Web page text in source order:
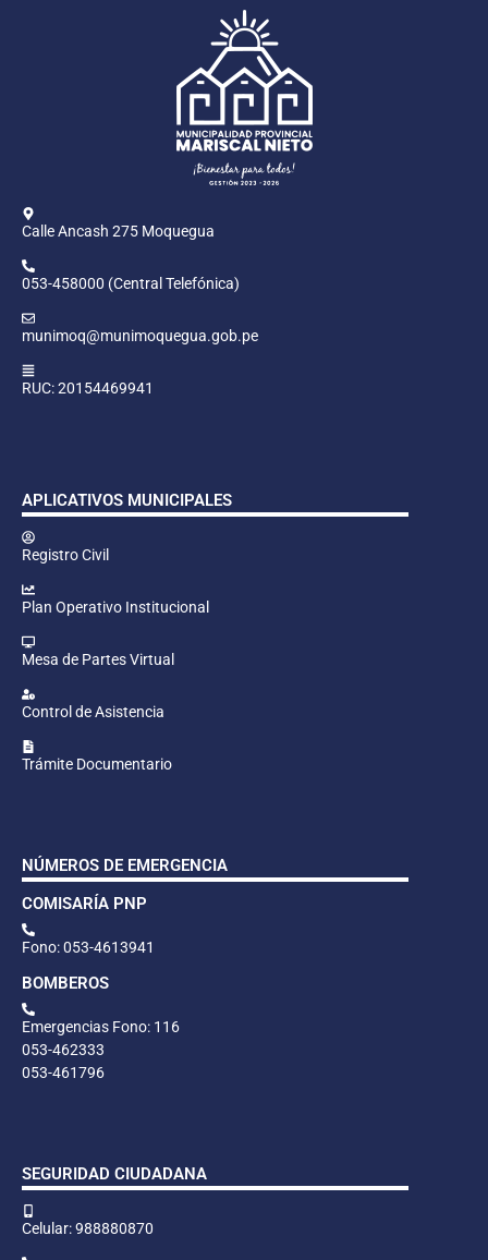
Calle Ancash 275 Moquegua
053-458000 (Central Telefónica)
munimoq@munimoquegua.gob.pe
RUC: 20154469941
APLICATIVOS MUNICIPALES
Registro Civil
Plan Operativo Institucional
Mesa de Partes Virtual
Control de Asistencia
Trámite Documentario
NÚMEROS DE EMERGENCIA
COMISARÍA PNP
Fono: 053-4613941
BOMBEROS
Emergencias Fono: 116
053-462333
053-461796
SEGURIDAD CIUDADANA
Celular: 988880870